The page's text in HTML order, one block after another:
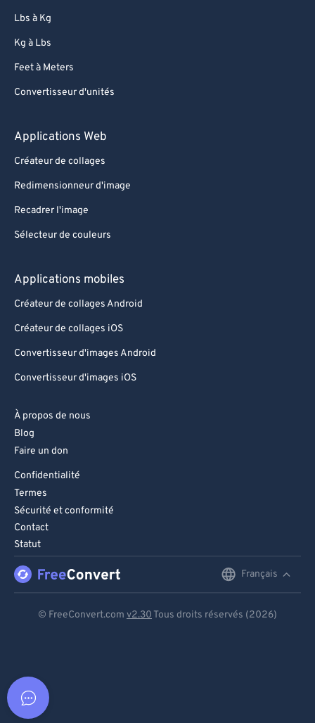
Lbs à Kg
Kg à Lbs
Feet à Meters
Convertisseur d'unités
Applications Web
Créateur de collages
Redimensionneur d'image
Recadrer l'image
Sélecteur de couleurs
Applications mobiles
Créateur de collages Android
Créateur de collages iOS
Convertisseur d'images Android
Convertisseur d'images iOS
À propos de nous
Blog
Faire un don
Confidentialité
Termes
Sécurité et conformité
Contact
Statut
Français
© FreeConvert.com v2.30 Tous droits réservés (2026)